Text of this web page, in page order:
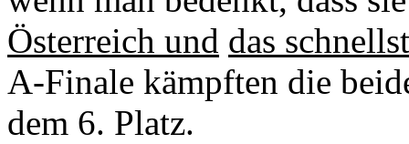
Österreich und das
A-Finale kämpften die
dem 6. Platz.